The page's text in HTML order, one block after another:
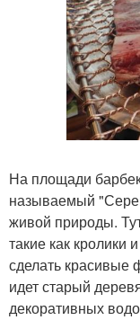
На площади
называемый
живой природы.
такие как
сделать красивые
идет старый
декоративных